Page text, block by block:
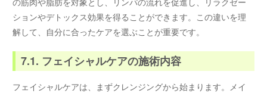
ションやデトックス効果を得ることができます。この違いを理
解して、自分に合ったケアを選ぶことが重要です。
7.1. フェイシャルケアの施術内容
フェイシャルケアは、まずクレンジングから始まります。メイ